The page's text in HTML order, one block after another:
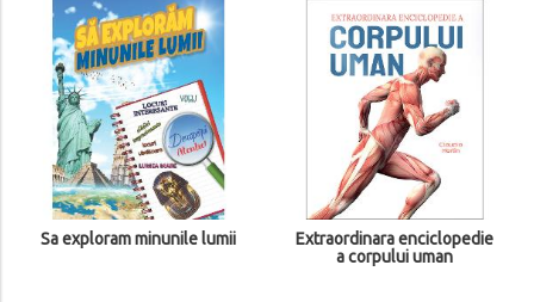
Sa exploram minunile lumii
Extraordinara enciclopedie
a corpului uman